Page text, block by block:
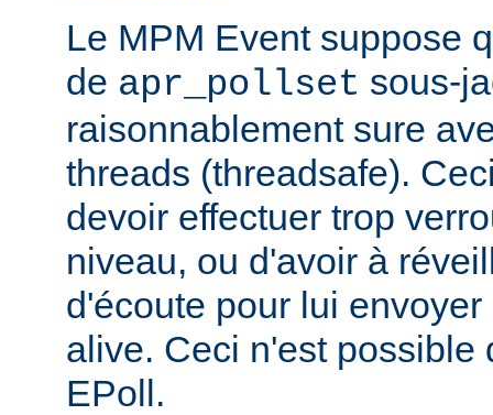
Le MPM Event suppose
de apr_pollset sous-
raisonnablement sure
threads (threadsafe).
devoir effectuer trop
niveau, ou d'avoir à
d'écoute pour lui
alive. Ceci n'est possible
EPoll.